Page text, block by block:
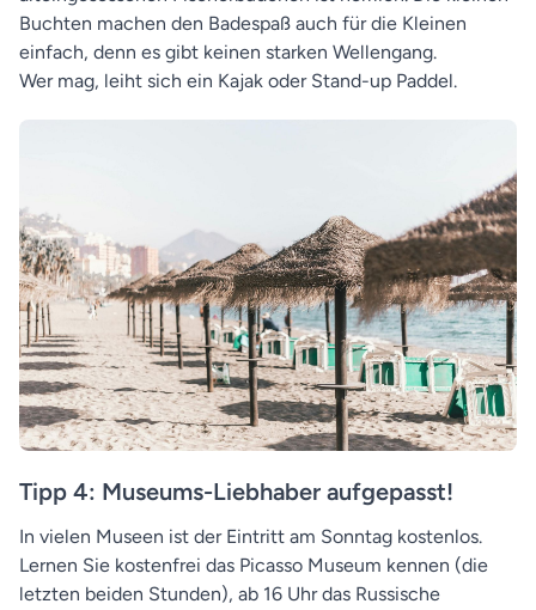
Buchten machen den Badespaß auch für die Kleinen
einfach, denn es gibt keinen starken Wellengang.
Wer mag, leiht sich ein Kajak oder Stand-up Paddel.
Tipp 4: Museums-Liebhaber aufgepasst!
In vielen Museen ist der Eintritt am Sonntag kostenlos.
Lernen Sie kostenfrei das Picasso Museum kennen (die
letzten beiden Stunden), ab 16 Uhr das Russische